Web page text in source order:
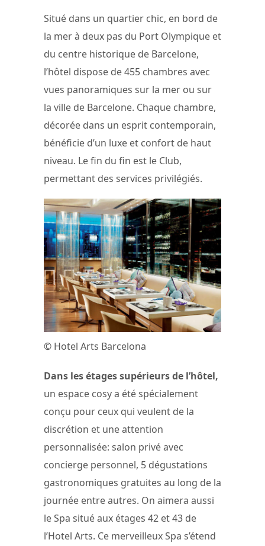
Situé dans un quartier chic, en bord de
la mer à deux pas du Port Olympique et
du centre historique de Barcelone,
l’hôtel dispose de 455 chambres avec
vues panoramiques sur la mer ou sur
la ville de Barcelone. Chaque chambre,
décorée dans un esprit contemporain,
bénéficie d’un luxe et confort de haut
niveau. Le fin du fin est le Club,
permettant des services privilégiés.
© Hotel Arts Barcelona
Dans les étages supérieurs de l’hôtel,
un espace cosy a été spécialement
conçu pour ceux qui veulent de la
discrétion et une attention
personnalisée: salon privé avec
concierge personnel, 5 dégustations
gastronomiques gratuites au long de la
journée entre autres. On aimera aussi
le Spa situé aux étages 42 et 43 de
l’Hotel Arts. Ce merveilleux Spa s’étend